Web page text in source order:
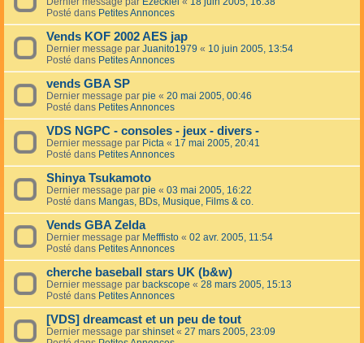
Posté dans Petites Annonces
Vends KOF 2002 AES jap
Dernier message par Juanito1979 « 10 juin 2005, 13:54
Posté dans Petites Annonces
vends GBA SP
Dernier message par pie « 20 mai 2005, 00:46
Posté dans Petites Annonces
VDS NGPC - consoles - jeux - divers -
Dernier message par Picta « 17 mai 2005, 20:41
Posté dans Petites Annonces
Shinya Tsukamoto
Dernier message par pie « 03 mai 2005, 16:22
Posté dans Mangas, BDs, Musique, Films & co.
Vends GBA Zelda
Dernier message par Mefffisto « 02 avr. 2005, 11:54
Posté dans Petites Annonces
cherche baseball stars UK (b&w)
Dernier message par backscope « 28 mars 2005, 15:13
Posté dans Petites Annonces
[VDS] dreamcast et un peu de tout
Dernier message par shinset« 27 mars 2005, 23:09